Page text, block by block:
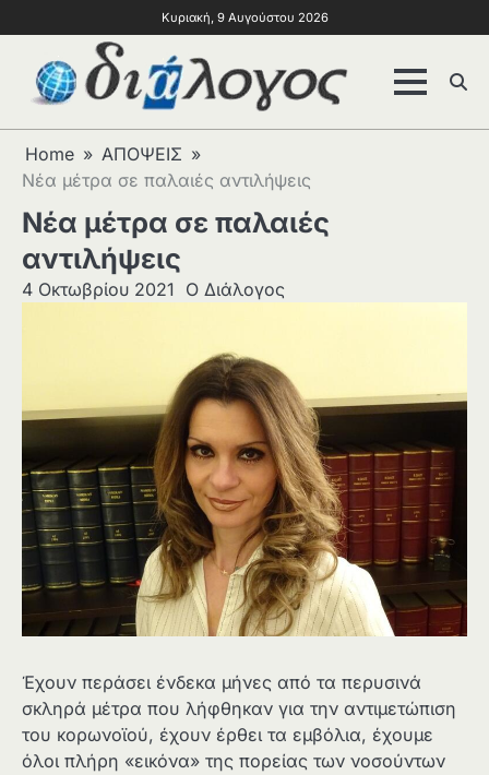
Κυριακή, 9 Αυγούστου 2026
Home
ΑΠΟΨΕΙΣ
Νέα μέτρα σε παλαιές αντιλήψεις
Νέα μέτρα σε παλαιές
αντιλήψεις
4 Οκτωβρίου 2021 Ο Διάλογος
Έχουν περάσει ένδεκα μήνες από τα περυσινά
σκληρά μέτρα που λήφθηκαν για την αντιμετώπιση
του κορωνοϊού, έχουν έρθει τα εμβόλια, έχουμε
όλοι πλήρη «εικόνα» της πορείας των νοσούντων